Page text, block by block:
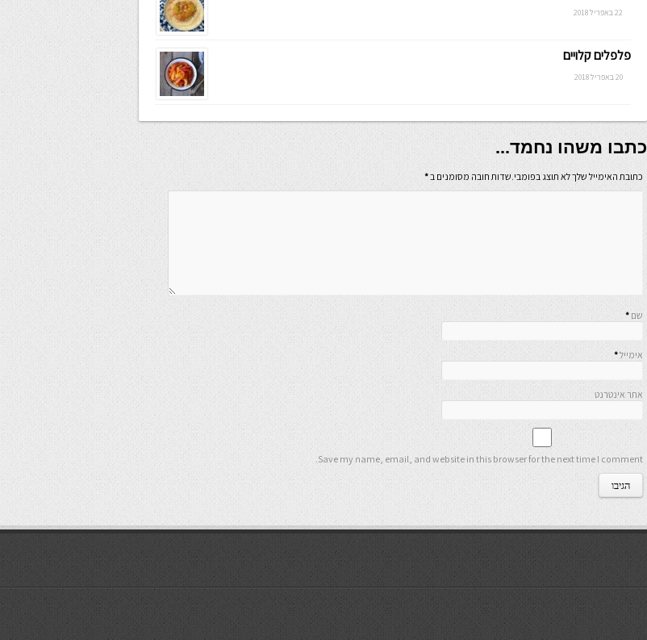
22 באפריל 2018
פלפלים קלויים
20 באפריל 2018
כתבו משהו נחמד...
כתובת האימייל שלך לא תוצג בפומבי.שדות חובה מסומנים ב*
שם *
אימייל*
אתר אינטרנט
Save my name, email, and website in this browser for the next time I comment.